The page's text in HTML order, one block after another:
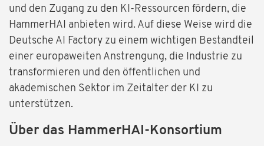
und den Zugang zu den KI-Ressourcen fördern, die
HammerHAI anbieten wird. Auf diese Weise wird die
Deutsche AI Factory zu einem wichtigen Bestandteil
einer europaweiten Anstrengung, die Industrie zu
transformieren und den öffentlichen und
akademischen Sektor im Zeitalter der KI zu
unterstützen.
Über das HammerHAI-Konsortium